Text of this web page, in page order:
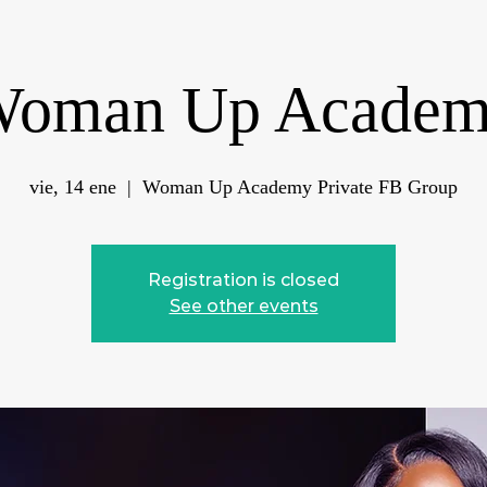
Up
vie, 14 ene
  |
Woman Up Academy Private FB Group
Registration is closed
See other events